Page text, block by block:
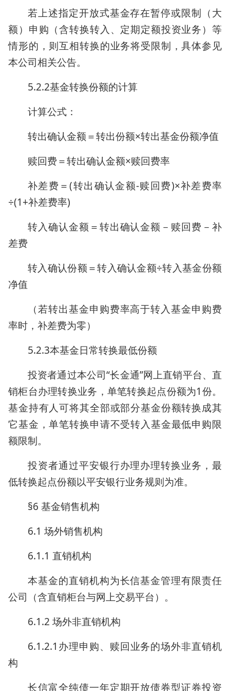
若上述指定开放式基金存在暂停或限制（大
额）申购（含转换转入、定期定额投资业务）等
情形的，则互相转换的业务将受限制，具体参见
本公司相关公告。
5.2.2基金转换份额的计算
计算公式：
转出确认金额＝转出份额×转出基金份额净值
赎回费＝转出确认金额×赎回费率
补差费＝(转出确认金额-赎回费)×补差费率
÷(1+补差费率)
转入确认金额＝转出确认金额－赎回费－补
差费
转入确认份额＝转入确认金额÷转入基金份额
净值
（若转出基金申购费率高于转入基金申购费
率时，补差费为零）
5.2.3本基金日常转换最低份额
投资者通过本公司“长金通”网上直销平台、直
销柜台办理转换业务，单笔转换起点份额为1份。
基金持有人可将其全部或部分基金份额转换成其
它基金，单笔转换申请不受转入基金最低申购限
额限制。
投资者通过平安银行办理办理转换业务，最
低转换起点份额以平安银行业务规则为准。
§6 基金销售机构
6.1 场外销售机构
6.1.1 直销机构
本基金的直销机构为长信基金管理有限责任
公司（含直销柜台与网上交易平台）。
6.1.2 场外非直销机构
6.1.2.1办理申购、赎回业务的场外非直销机
构
长信富全纯债一年定期开放债券型证券投资